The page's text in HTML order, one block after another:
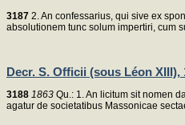
3187 2. An confessarius, qui sive ex
absolutionem tunc solum impertiri, cum
Decr. S. Officii (sous Léon XIII),
3188 1863 Qu.: 1. An licitum sit nomen
agatur de societatibus Massonicae